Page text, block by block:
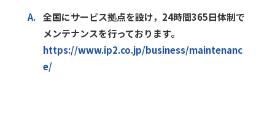
全国にサービス拠点を設け，24時間365日体制で
メンテナンスを行っております。
https://www.ip2.co.jp/business/maintenanc
e/